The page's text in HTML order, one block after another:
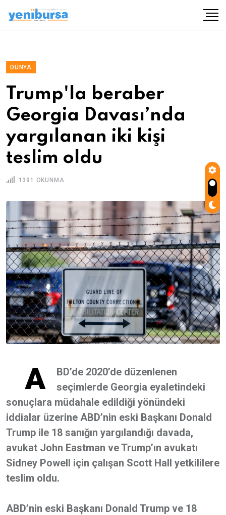
DÜNYA
Trump'la beraber
Georgia Davası’nda
yargılanan iki kişi
teslim oldu
1391 OKUNMA
A
BD’de 2020’de düzenlenen
seçimlerde Georgia eyaletindeki
sonuçlara müdahale edildiği yönündeki
iddialar üzerine ABD’nin eski Başkanı Donald
Trump ile 18 sanığın yargılandığı davada,
avukat John Eastman ve Trump’ın avukatı
Sidney Powell için çalışan Scott Hall yetkililere
teslim oldu.
ABD’nin eski Başkanı Donald Trump ve 18